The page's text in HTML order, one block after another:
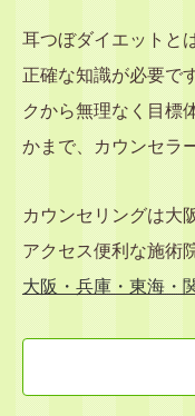
耳つぼダイエットと
正確な知識が必要で
クから無理なく目標
かまで、カウンセラ
カウンセリングは大
アクセス便利な施術
大阪・兵庫・東海・